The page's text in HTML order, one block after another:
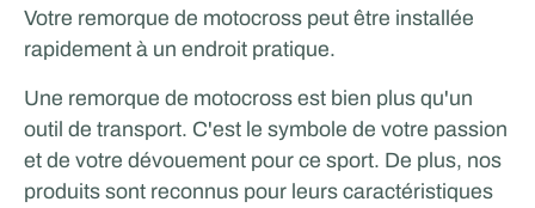
Votre remorque de motocross peut être installée
rapidement à un endroit pratique.
Une remorque de motocross est bien plus qu'un
outil de transport. C'est le symbole de votre passion
et de votre dévouement pour ce sport. De plus, nos
produits sont reconnus pour leurs caractéristiques